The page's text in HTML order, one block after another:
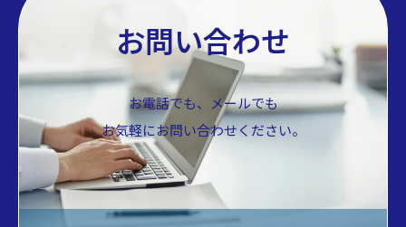
お問い合わせ
お電話でも、メールでも
お気軽にお問い合わせください。